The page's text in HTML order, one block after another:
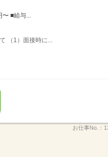
■給与...
（1）面接時に...
お仕事No.：